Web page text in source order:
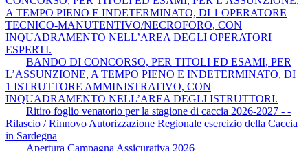
A TEMPO PIENO E INDETERMINATO, DI 1 OPERATORE
TECNICO-MANUTENTIVO/NECROFORO, CON
INQUADRAMENTO NELL’AREA DEGLI OPERATORI
ESPERTI.
BANDO DI CONCORSO, PER TITOLI ED ESAMI, PER
L’ASSUNZIONE, A TEMPO PIENO E INDETERMINATO, DI
1 ISTRUTTORE AMMINISTRATIVO, CON
INQUADRAMENTO NELL’AREA DEGLI ISTRUTTORI.
Ritiro foglio venatorio per la stagione di caccia 2026-2027 - -
Rilascio / Rinnovo Autorizzazione Regionale esercizio della Caccia
in Sardegna
Apertura Campagna Assicurativa 2026